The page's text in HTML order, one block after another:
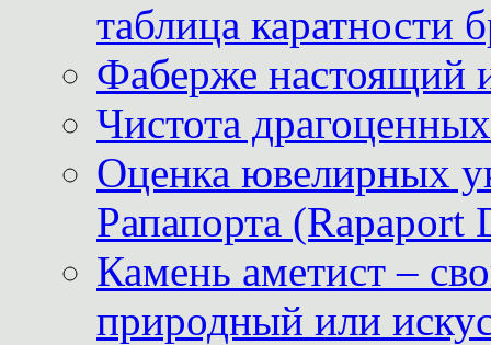
таблица каратности
Фаберже настоящий
Чистота
Оценка ювелирных
Рапапорта (Rapaport
Камень аметист –
природный или